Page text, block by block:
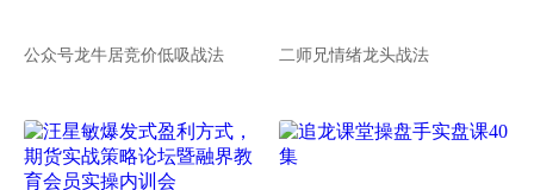
公众号龙牛居竞价低吸战法 二师兄情绪龙头战法